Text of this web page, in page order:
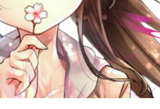
鯛 [тай] – морской лещ
尾 [о] – хвост